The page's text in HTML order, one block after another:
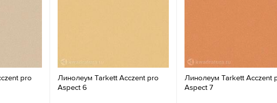
pro
Линолеум Tarkett Acczent pro
Aspect 6
Линолеум Tarkett Acczent
Aspect 7